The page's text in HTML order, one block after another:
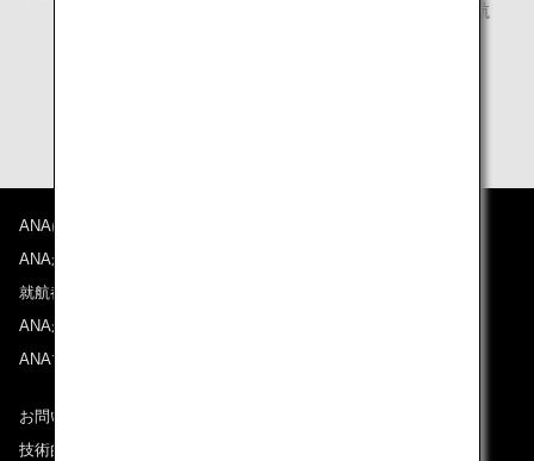
同一便で複数のお座席をご使用になるお客様は、特典航
ANAについて
ANAからのお知らせ
就航都市
ANAがお約束する体験
ANAマイレージクラブ
お問い合わせ
技術的なお問い合わせ（推奨環境）